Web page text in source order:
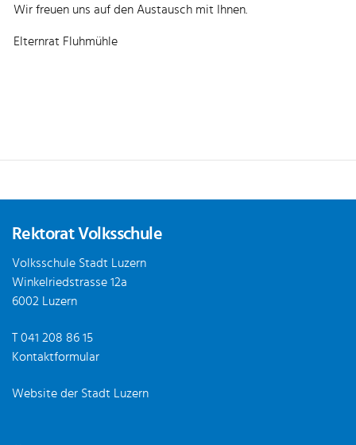
Wir freuen uns auf den Austausch mit Ihnen.
Elternrat Fluhmühle
Rektorat Volksschule
Volksschule Stadt Luzern
Winkelriedstrasse 12a
6002 Luzern
T041 208 86 15
Kontaktformular
Website der Stadt Luzern